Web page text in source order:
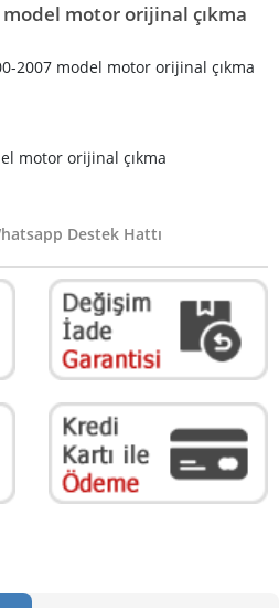
motor orijinal çıkma
2007 model motor orijinal çıkma
motor orijinal çıkma
Destek Hattı